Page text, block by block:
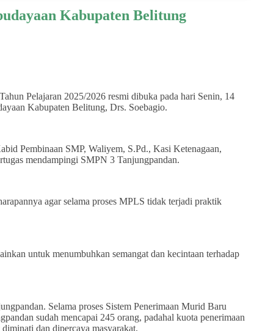
Kabupaten Belitung
Pelajaran 2025/2026 resmi dibuka pada hari Senin, 14
Kabupaten Belitung, Drs. Soebagio.
Pembinaan SMP, Waliyem, S.Pd., Kasi Ketenagaan,
mendampingi SMPN 3 Tanjungpandan.
agar selama proses MPLS tidak terjadi praktik
untuk menumbuhkan semangat dan kecintaan terhadap
Selama proses Sistem Penerimaan Murid Baru
sudah mencapai 245 orang, padahal kuota penerimaan
dan dipercaya masyarakat.